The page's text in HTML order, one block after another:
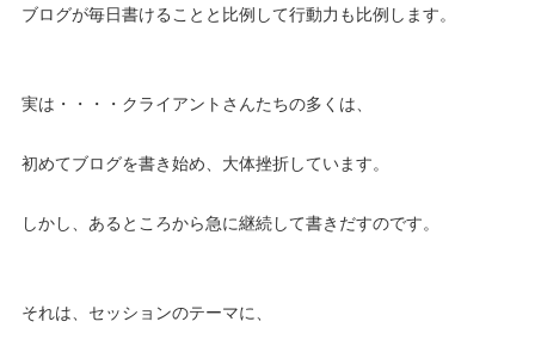
ブログが毎日書けることと比例して行動力も比例します。
実は・・・・クライアントさんたちの多くは、
初めてブログを書き始め、大体挫折しています。
しかし、あるところから急に継続して書きだすのです。
それは、セッションのテーマに、